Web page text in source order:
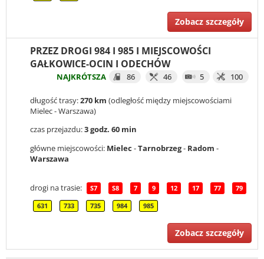
Zobacz szczegóły
PRZEZ DROGI 984 I 985 I MIEJSCOWOŚCI
GAŁKOWICE-OCIN I ODECHÓW
NAJKRÓTSZA 86 46 5 100
długość trasy:270 km (odległość między miejscowościami
Mielec - Warszawa)
czas przejazdu:3 godz. 60 min
główne miejscowości: Mielec -Tarnobrzeg- Radom -
Warszawa
drogi na trasie: S7 S8 7 9 12 17 77 79
631 733 735 984 985
Zobacz szczegóły